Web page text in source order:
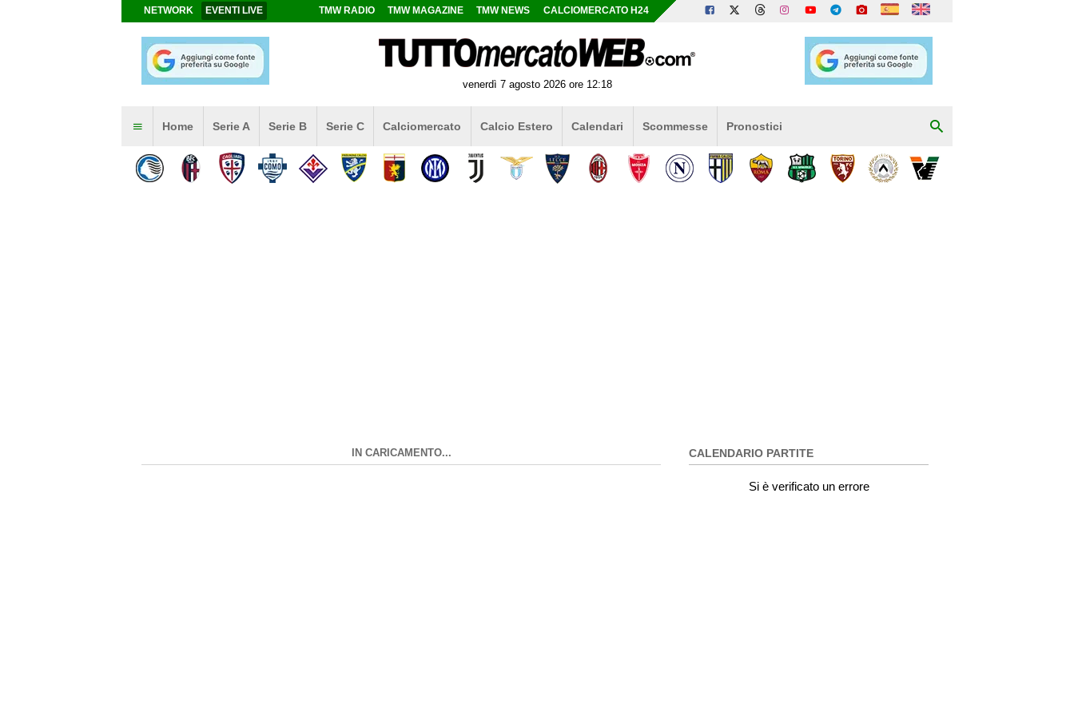
NETWORK EVENTI LIVE TMW RADIO TMW MAGAZINE TMW NEWS CALCIOMERCATO H24
venerdì 7 agosto 2026 ore 12:18
Home Serie A Serie B Serie C Calciomercato Calcio Estero Calendari Scommesse Pronostici
IN CARICAMENTO... CALENDARIO PARTITE
Si è verificato un errore